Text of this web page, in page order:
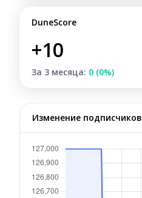
DuneScore
+10
За 3 месяца: 0 (0%)
Изменение подписчиков